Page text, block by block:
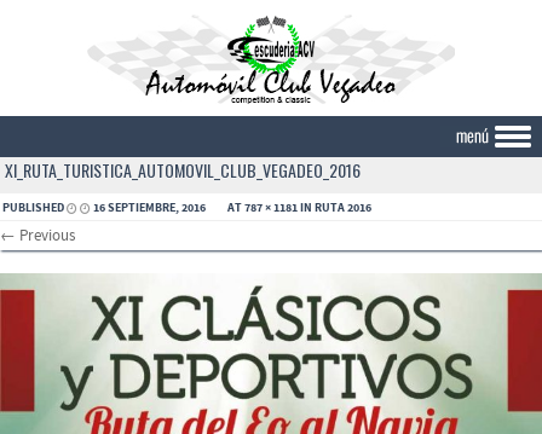
Skip to content
XI_RUTA_TURISTICA_AUTOMOVIL_CLUB_VEGADEO_2016
PUBLISHED 16 SEPTIEMBRE, 2016 AT787 × 1181IN RUTA 2016
← Previous